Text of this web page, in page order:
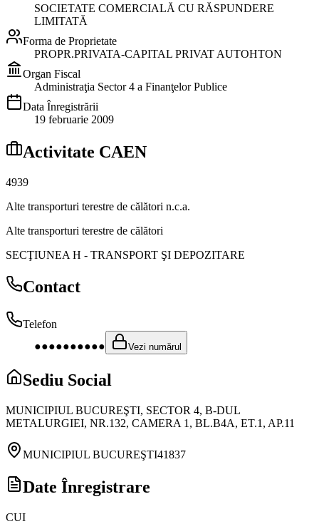
SOCIETATE COMERCIALĂ CU RĂSPUNDERE
LIMITATĂ
Forma de Proprietate
PROPR.PRIVATA-CAPITAL PRIVAT AUTOHTON
Organ Fiscal
Administraţia Sector 4 a Finanţelor Publice
Data Înregistrării
19 februarie 2009
Activitate CAEN
4939
Alte transporturi terestre de călători n.c.a.
Alte transporturi terestre de călători
SECŢIUNEA H - TRANSPORT ŞI DEPOZITARE
Contact
Telefon
●●●●●●●●●●
Vezi numărul
Sediu Social
MUNICIPIUL BUCUREŞTI, SECTOR 4, B-DUL
METALURGIEI, NR.132, CAMERA 1, BL.B4A, ET.1, AP.11
MUNICIPIUL BUCUREŞTI41837
Date Înregistrare
CUI